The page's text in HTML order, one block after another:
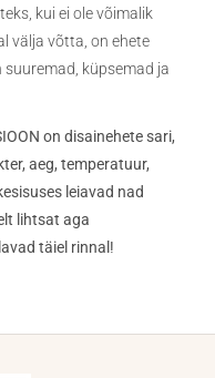
kui ei ole võimalik
välja võtta, on ehete
suuremad, küpsemad ja
on disainehete sari,
aeg, temperatuur,
leiavad nad
lihtsat aga
täiel rinnal!